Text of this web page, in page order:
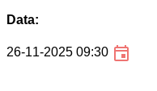
Data:
26-11-2025 09:30